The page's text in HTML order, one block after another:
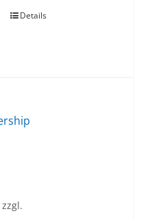
Details
zzgl.